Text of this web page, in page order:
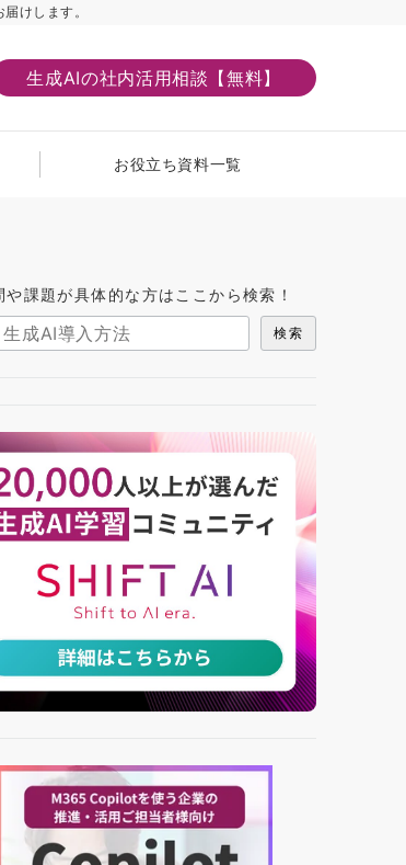
けします。
生成AIの社内活用相談【無料】
お役立ち資料一覧
や課題が具体的な方はここから検索！
検索